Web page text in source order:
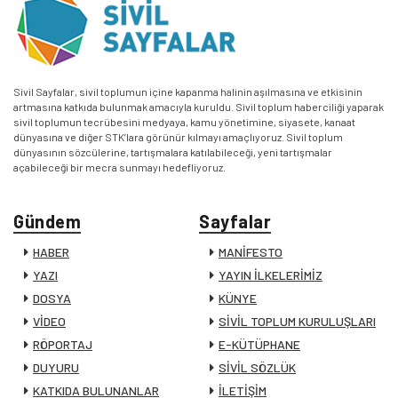
Sivil Sayfalar, sivil toplumun içine kapanma halinin aşılmasına ve etkisinin
artmasına katkıda bulunmak amacıyla kuruldu. Sivil toplum haberciliği yaparak
sivil toplumun tecrübesini medyaya, kamu yönetimine, siyasete, kanaat
dünyasına ve diğer STK’lara görünür kılmayı amaçlıyoruz. Sivil toplum
dünyasının sözcülerine, tartışmalara katılabileceği, yeni tartışmalar
açabileceği bir mecra sunmayı hedefliyoruz.
Gündem
HABER
YAZI
DOSYA
VİDEO
RÖPORTAJ
DUYURU
KATKIDA BULUNANLAR
Sayfalar
MANİFESTO
YAYIN İLKELERİMİZ
KÜNYE
SİVİL TOPLUM KURULUŞLARI
E-KÜTÜPHANE
SİVİL SÖZLÜK
İLETİŞİM